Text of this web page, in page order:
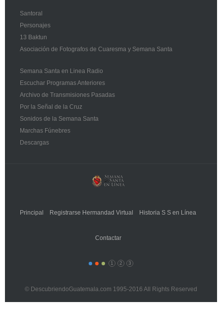
Santoral
Personajes
13 Baktun
Asociación de Fotografos de Cuaresma y Semana Santa
Semana Santa en Linea Radio
Escuchar Programas Anteriores
Archivo de Transmisiones Pasadas
Por la Señal de la Cruz
Sonidos de la Semana Santa
Marchas Fúnebres
Descargas
Principal Registrarse Hermandad Virtual Historia S S en Línea
Contactar
1 2 3
© DescubriendoGuatemala.com 1995-2016 All Rights Reserved